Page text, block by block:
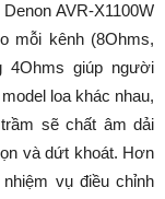
AVR-X1100W
mỗi kênh (8Ohms,
4Ohms giúp người
loa khác nhau,
sẽ chất âm dải
và dứt khoát. Hơn
vụ điều chỉnh